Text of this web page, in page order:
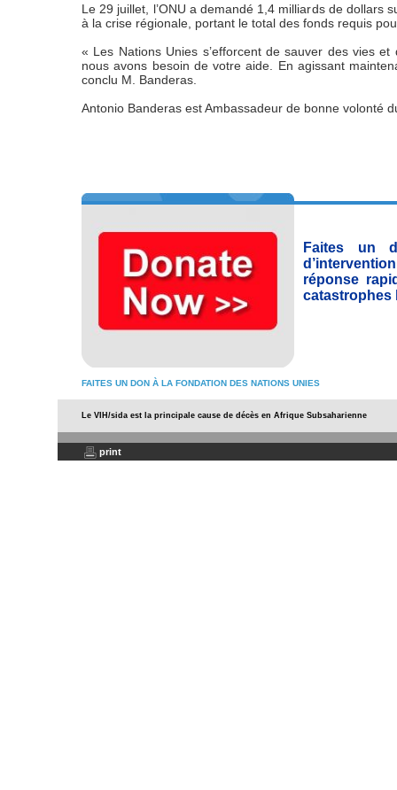
Le 29 juillet, l’ONU a demandé 1,4 milliards de dollars
à la crise régionale, portant le total des fonds requis
« Les Nations Unies s’efforcent de sauver des vies
nous avons besoin de votre aide. En agissant
conclu M. Banderas.
Antonio Banderas est Ambassadeur de bonne volonté
Faites un
réponse
catastrophes
FAITES UN DON À LA FONDATION DES NATIONS UNIES
Le VIH/sida est la principale cause de décès en Afrique Subsaharienne
print